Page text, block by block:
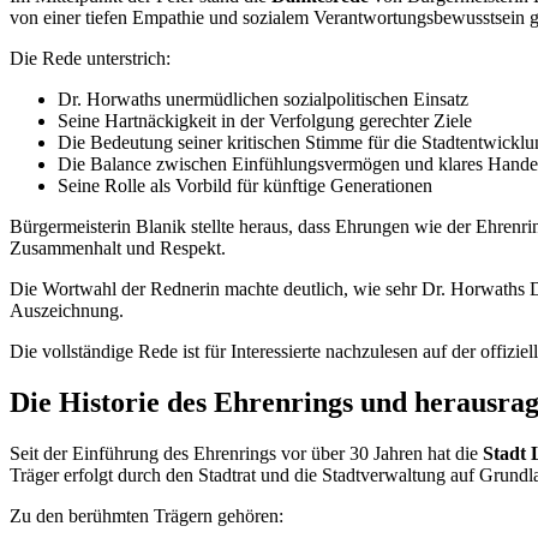
von einer tiefen Empathie und sozialem
Die Rede unterstrich:
Dr. Horwaths unermüdlichen sozialpolitischen Einsatz
Seine Hartnäckigkeit in der Verfolgung gerechter Ziele
Die Bedeutung seiner kritischen Stimme für die
Die Balance zwischen Einfühlungsvermögen und klares
Seine Rolle als Vorbild für künftige Generationen
Bürgermeisterin Blanik stellte heraus, dass Ehrungen wie der
Zusammenhalt und Respekt.
Die Wortwahl der Rednerin machte deutlich, wie sehr Dr. Horwaths
Auszeichnung.
Die vollständige Rede ist für Interessierte nachzulesen auf der
Die Historie des Ehrenrings und
Seit der Einführung des Ehrenrings vor über 30 Jahren hat die Stadt
Träger erfolgt durch den Stadtrat und die Stadtverwaltung auf
Zu den berühmten Trägern gehören: